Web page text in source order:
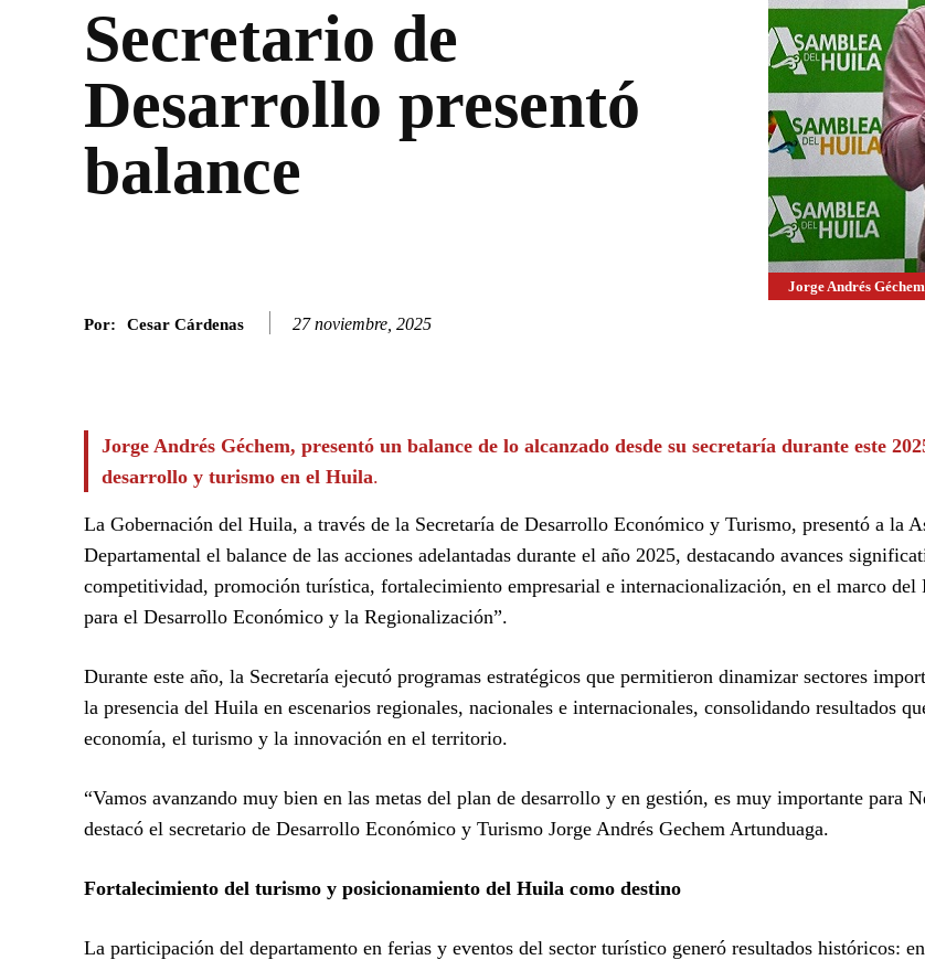
Secretario de
Desarrollo presentó
balance
Jorge Andrés
Por: Cesar Cárdenas 27 noviembre, 2025
Jorge Andrés Géchem, presentó un balance de lo alcanzado desde su secretaría durante este
desarrollo y turismo en el Huila.
La Gobernación del Huila, a través de la Secretaría de Desarrollo Económico y Turismo, presentó a la
Departamental el balance de las acciones adelantadas durante el año 2025, destacando avances
competitividad, promoción turística, fortalecimiento empresarial e internacionalización, en el marco del
para el Desarrollo Económico y la Regionalización”.
Durante este año, la Secretaría ejecutó programas estratégicos que permitieron dinamizar sectores
la presencia del Huila en escenarios regionales, nacionales e internacionales, consolidando resultados
economía, el turismo y la innovación en el territorio.
“Vamos avanzando muy bien en las metas del plan de desarrollo y en gestión, es muy importante para
destacó el secretario de Desarrollo Económico y Turismo Jorge Andrés Gechem Artunduaga.
Fortalecimiento del turismo y posicionamiento del Huila como destino
La participación del departamento en ferias y eventos del sector turístico generó resultados históricos: